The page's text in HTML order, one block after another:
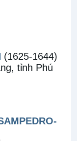
(1625-1644)
tỉnh Phú